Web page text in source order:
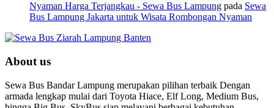
Nyaman Harga Terjangkau - Sewa Bus Lampung pada Sewa
Bus Lampung Jakarta untuk Wisata Rombongan Nyaman
About us
Sewa Bus Bandar Lampung merupakan pilihan terbaik Dengan
armada lengkap mulai dari Toyota Hiace, Elf Long, Medium Bus,